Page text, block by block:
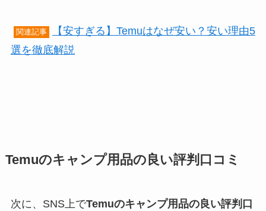
関連記事
【安すぎる】Temuはなぜ安い？安い理由5
選を徹底解説
Temuのキャンプ用品の良い評判口コミ
次に、SNS上でTemuのキャンプ用品の良い評判口